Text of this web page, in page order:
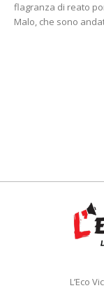
flagranza di reato
Malo, che sono
L’Eco